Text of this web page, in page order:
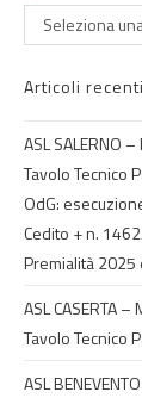
Seleziona
Articoli recenti
ASL SALERNO
Tavolo Tecnico
OdG:
Cedito + n.
Premialità 2025
ASL CASERTA
Tavolo Tecnico
ASL